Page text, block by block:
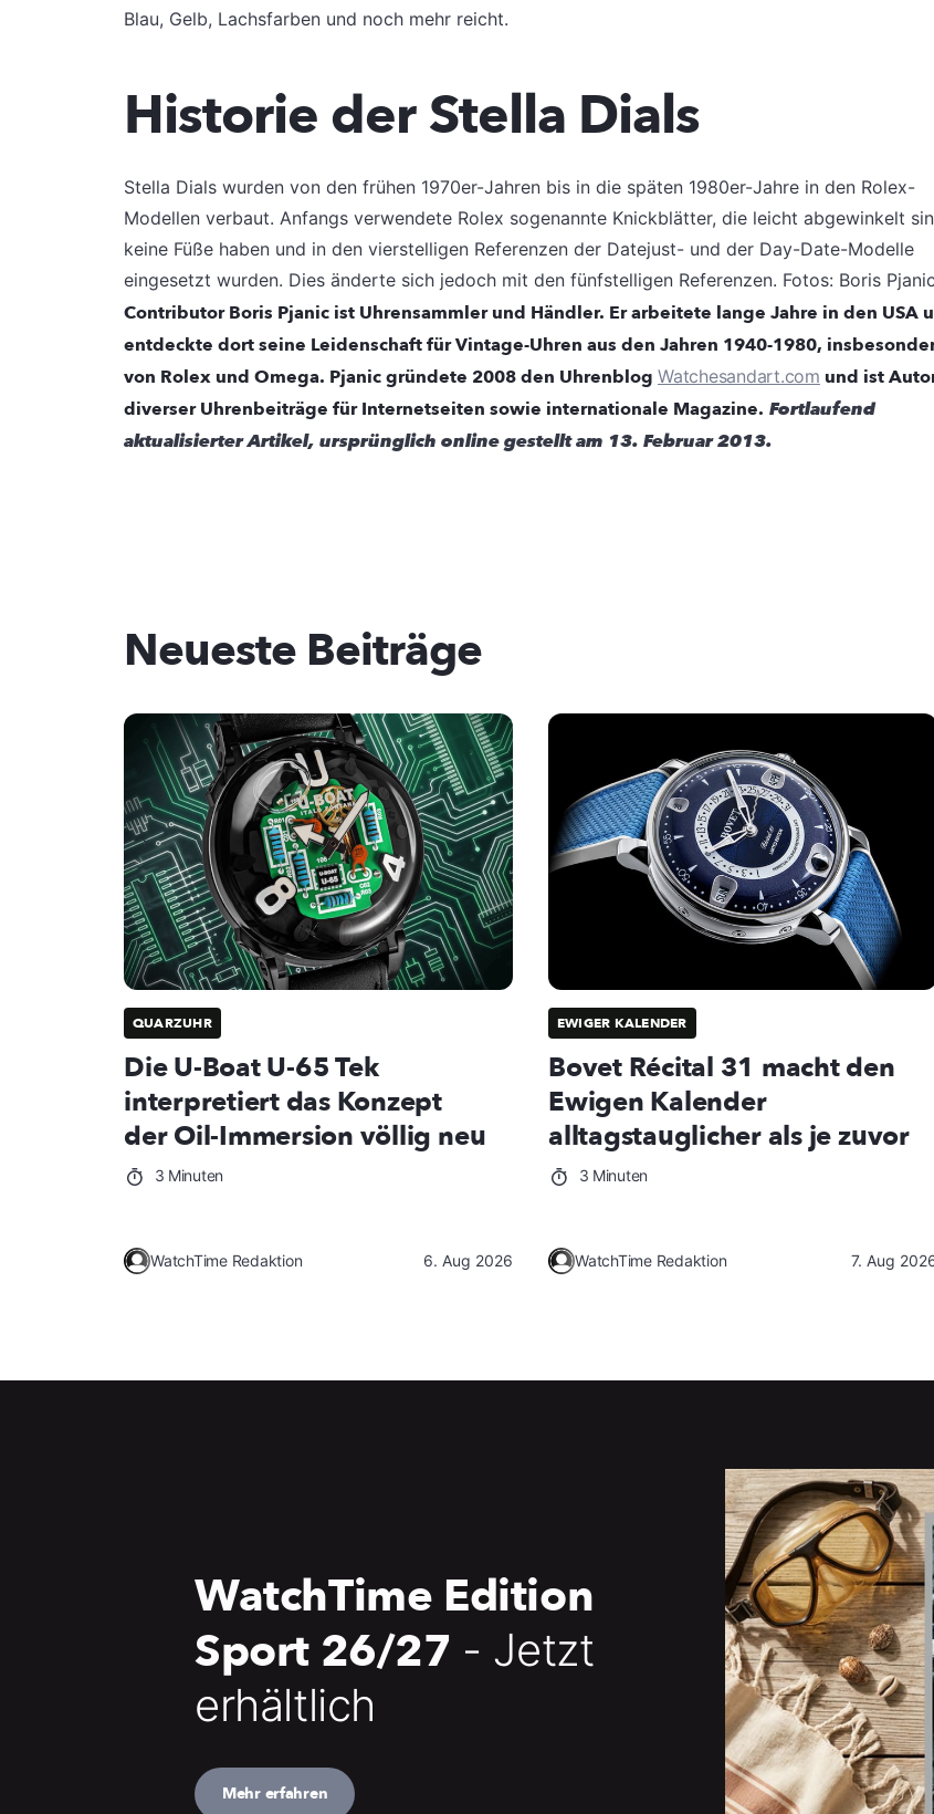
Blau, Gelb, Lachsfarben und noch mehr reicht.
Historie der Stella Dials
Stella Dials wurden von den frühen 1970er-Jahren bis in die späten 1980er-Jahre in den Rolex-
Modellen verbaut. Anfangs verwendete Rolex sogenannte Knickblätter, die leicht abgewinkelt
keine Füße haben und in den vierstelligen Referenzen der Datejust- und der Day-Date-Modelle
eingesetzt wurden. Dies änderte sich jedoch mit den fünfstelligen Referenzen. Fotos: Boris Pjanic
Contributor Boris Pjanic ist Uhrensammler und Händler. Er arbeitete lange Jahre in den USA
entdeckte dort seine Leidenschaft für Vintage-Uhren aus den Jahren 1940-1980,
von Rolex und Omega. Pjanic gründete 2008 den Uhrenblog Watchesandart.com und ist
diverser Uhrenbeiträge für Internetseiten sowie internationale Magazine. Fortlaufend
aktualisierter Artikel, ursprünglich online gestellt am 13. Februar 2013.
Neueste Beiträge
QUARZUHR
Die U-Boat U-65 Tek
interpretiert das Konzept
der Oil-Immersion völlig neu
3 Minuten
WatchTime Redaktion 6. Aug 2026
EWIGER KALENDER
Bovet Récital 31 macht den
Ewigen Kalender
alltagstauglicher als je zuvor
3 Minuten
WatchTime Redaktion 7. Aug
WatchTime Edition
Sport 26/27 - Jetzt
erhältlich
Mehr erfahren